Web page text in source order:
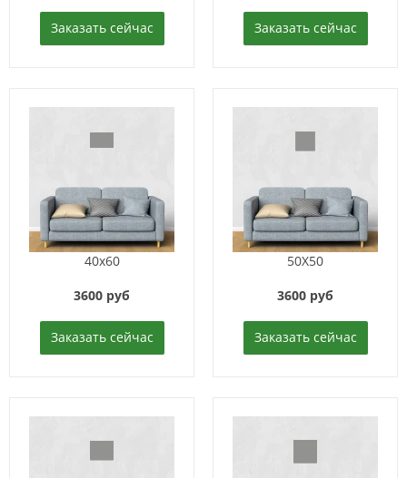
Заказать сейчас Заказать сейчас
40x60
3600 руб
Заказать сейчас
50X50
3600 руб
Заказать сейчас